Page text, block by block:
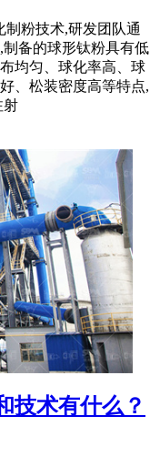
粉技术,研发团队通
备的球形钛粉具有低
均匀、球化率高、球
、松装密度高等特点,
射
技术有什么？